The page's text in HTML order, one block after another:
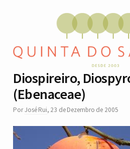
Diospireiro,
(Ebenaceae)
PorJosé Rui, 23 de Dezembro de 2005